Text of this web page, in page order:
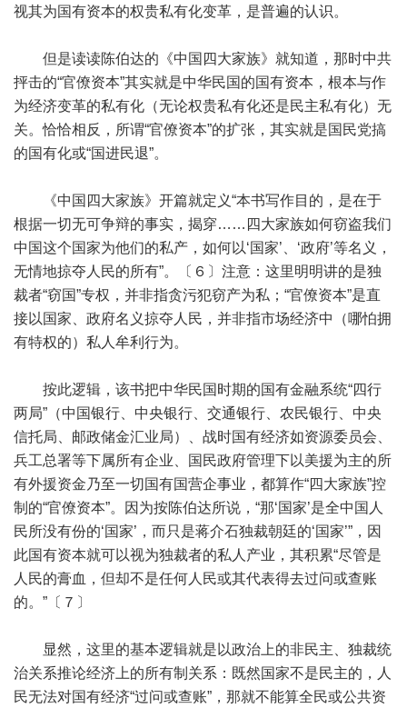
视其为国有资本的权贵私有化变革，是普遍的认识。
但是读读陈伯达的《中国四大家族》就知道，那时中共
抨击的“官僚资本”其实就是中华民国的国有资本，根本与作
为经济变革的私有化（无论权贵私有化还是民主私有化）无
关。恰恰相反，所谓“官僚资本”的扩张，其实就是国民党搞
的国有化或“国进民退”。
《中国四大家族》开篇就定义“本书写作目的，是在于
根据一切无可争辩的事实，揭穿……四大家族如何窃盗我们
中国这个国家为他们的私产，如何以‘国家’、‘政府’等名义，
无情地掠夺人民的所有”。〔６〕注意：这里明明讲的是独
裁者“窃国”专权，并非指贪污犯窃产为私；“官僚资本”是直
接以国家、政府名义掠夺人民，并非指市场经济中（哪怕拥
有特权的）私人牟利行为。
按此逻辑，该书把中华民国时期的国有金融系统“四行
两局”（中国银行、中央银行、交通银行、农民银行、中央
信托局、邮政储金汇业局）、战时国有经济如资源委员会、
兵工总署等下属所有企业、国民政府管理下以美援为主的所
有外援资金乃至一切国有国营企事业，都算作“四大家族”控
制的“官僚资本”。因为按陈伯达所说，“那‘国家’是全中国人
民所没有份的‘国家’，而只是蒋介石独裁朝廷的‘国家’”，因
此国有资本就可以视为独裁者的私人产业，其积累“尽管是
人民的膏血，但却不是任何人民或其代表得去过问或查账
的。”〔７〕
显然，这里的基本逻辑就是以政治上的非民主、独裁统
治关系推论经济上的所有制关系：既然国家不是民主的，人
民无法对国有经济“过问或查账”，那就不能算全民或公共资